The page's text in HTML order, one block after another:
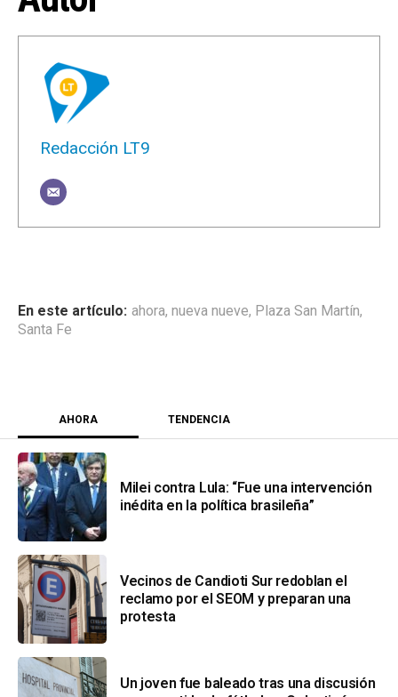
Redacción LT9
ahora, nueva nueve, Plaza San Martín,
Santa Fe
AHORA TENDENCIA
Milei contra Lula: “Fue una intervención
inédita en la política brasileña”
Vecinos de Candioti Sur redoblan el
reclamo por el SEOM y preparan una
protesta
Un joven fue baleado tras una discusión